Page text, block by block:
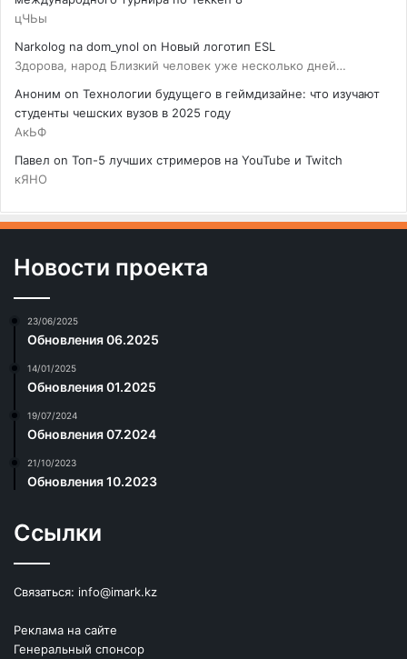
цЧЬы
Narkolog na dom_ynol on Новый логотип ESL
Здорова, народ Близкий человек уже несколько дней…
Аноним on Технологии будущего в геймдизайне: что изучают
студенты чешских вузов в 2025 году
АкЬФ
Павел on Топ-5 лучших стримеров на YouTube и Twitch
кЯНО
Новости проекта
23/06/2025
Обновления 06.2025
14/01/2025
Обновления 01.2025
19/07/2024
Обновления 07.2024
21/10/2023
Обновления 10.2023
Ссылки
Связаться: info@imark.kz
Реклама на сайте
Генеральный спонсор